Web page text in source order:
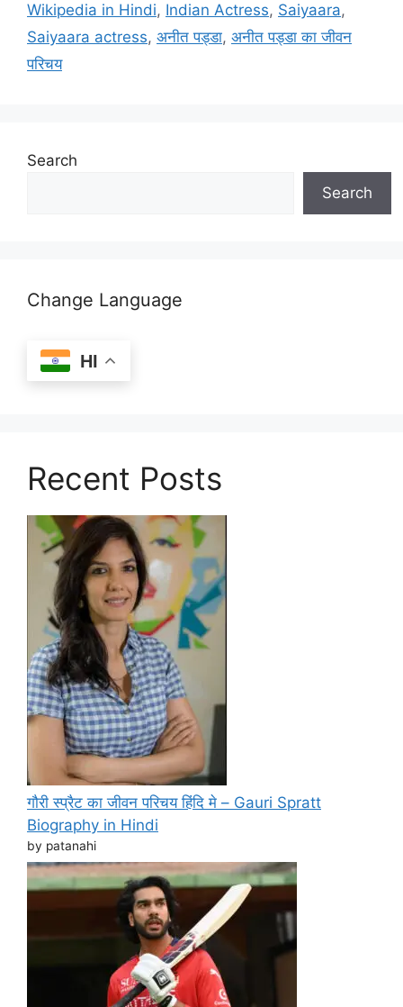
Wikipedia in Hindi, Indian Actress, Saiyaara,
Saiyaara actress, अनीत पड्डा, अनीत पड्डा का जीवन
परिचय
Search
Search
Change Language
HI
Recent Posts
गौरी स्प्रैट का जीवन परिचय हिंदि मे – Gauri Spratt
Biography in Hindi
by patanahi